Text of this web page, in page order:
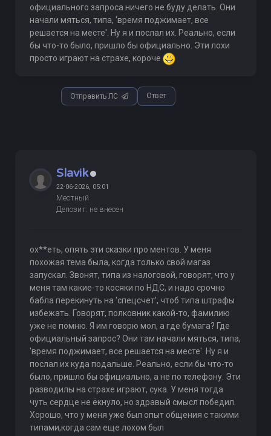
официального запроса ничего не буду делать. Они
начали мяться, типа, 'время поджимает, все
решается на месте'. Ну я и послал их. Реально, если
бы что-то было, пришло бы официально. Эти лохи
просто играют на страхе, короче
Отправить ЛС Ответ
Slavik
22-06-2026, 05:01
Местный
Депозит: не внесен
ох**еть, опять эти сказки про ментов. У меня
похожая тема была, когда только свой магаз
запускал. Звонят, типа из налоговой, говорят, что у
меня там какие-то косяки по НДС, и надо срочно
бабла перекинуть на 'спецсчет', чтоб типа штрафы
избежать. Говорят, полковник какой-то, фамилию
уже не помню. Я им говорю мол, а где бумага? Где
официальный запрос? Они там начали мяться, типа,
'время поджимает, все решается на месте'. Ну я и
послал их куда подальше. Реально, если бы что-то
было, пришло бы официально, а не по телефону. Эти
разводилы на страхе играют, сука. У меня тогда
чуть сердце не ёкнуло, но здравый смысл победил.
Хорошо, что у меня уже был опыт общения с такими
типами,когда сам еще лохом был